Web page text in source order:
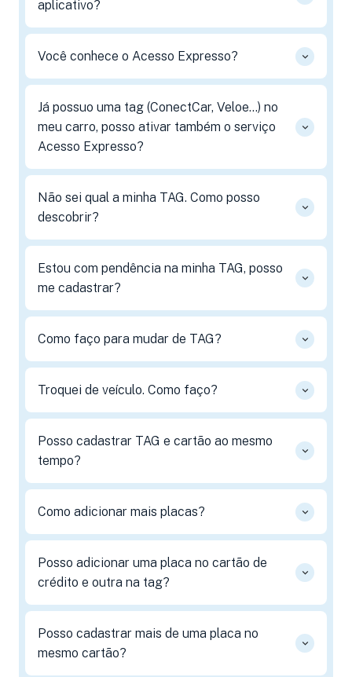
aplicativo?
Você conhece o Acesso Expresso?
Já possuo uma tag (ConectCar, Veloe...) no
meu carro, posso ativar também o serviço
Acesso Expresso?
Não sei qual a minha TAG. Como posso
descobrir?
Estou com pendência na minha TAG, posso
me cadastrar?
Como faço para mudar de TAG?
Troquei de veículo. Como faço?
Posso cadastrar TAG e cartão ao mesmo
tempo?
Como adicionar mais placas?
Posso adicionar uma placa no cartão de
crédito e outra na tag?
Posso cadastrar mais de uma placa no
mesmo cartão?